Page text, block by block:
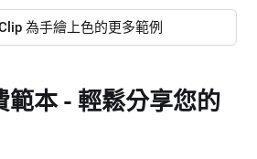
為手繪上色的更多範例
範本 - 輕鬆分享您的